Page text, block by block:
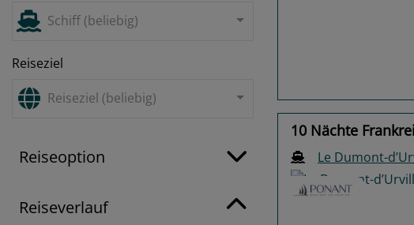
Schiff (beliebig)
Reiseziel
Reiseziel (beliebig)
Reiseoption
Reiseverlauf
10 Nächte
Le Dumont-